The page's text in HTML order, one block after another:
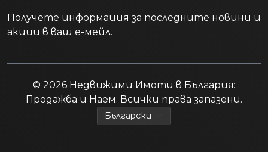
Получете информация за последните новини и
акции в ваш е-мейл.
© 2026 Недвижими Имоти в България:
Продажба и Наем. Всички права запазени.